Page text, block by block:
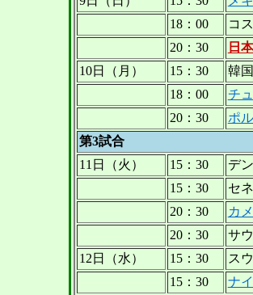
18：00
コ
20：30
日本
10日（月）
15：30
韓
18：00
チ
20：30
ポ
第3試合
11日（火）
15：30
デ
15：30
セ
20：30
カ
20：30
サ
12日（水）
15：30
ス
15：30
ナ